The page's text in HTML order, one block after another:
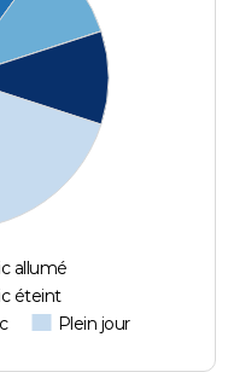
allumé
éteint
Plein jour